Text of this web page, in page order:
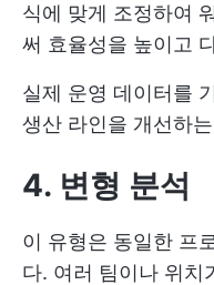
식에 맞게 조정하여
써 효율성을 높이고
실제 운영 데이터를
생산 라인을 개선하
4. 변형 분석
이 유형은 동일한 프
다. 여러 팀이나 위치